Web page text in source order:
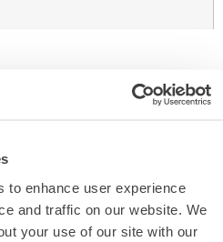
to enhance user experience
and traffic on our website. We
your use of our site with our